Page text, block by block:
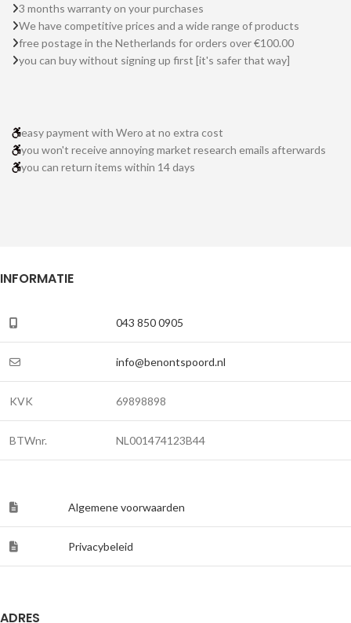
3 months warranty on your purchases
We have competitive prices and a wide range of products
free postage in the Netherlands for orders over €100.00
you can buy without signing up first [it's safer that way]
easy payment with Wero at no extra cost
you won't receive annoying market research emails afterwards
you can return items within 14 days
INFORMATIE
043 850 0905
info@benontspoord.nl
KVK 69898898
BTWnr. NL001474123B44
Algemene voorwaarden
Privacybeleid
ADRES